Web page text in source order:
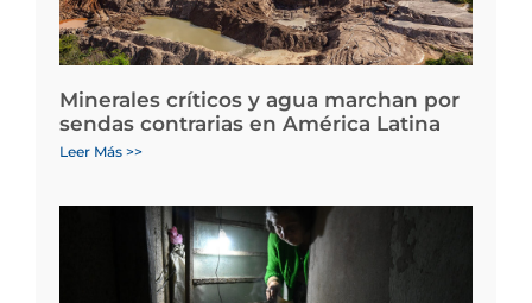
Minerales críticos y agua marchan por
sendas contrarias en América Latina
Leer Más >>